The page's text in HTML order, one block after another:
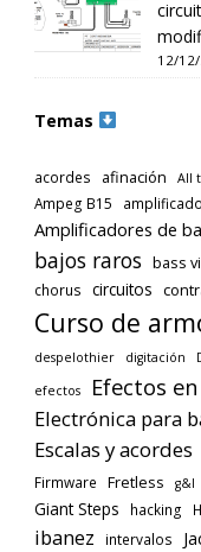
12/
Temas
acordes afinación All
Ampeg B15
Amplificadores de
bajos raros bass vi
chorus
circuitos
Curso de
despelothier
digitación
efectos Efectos
Electrónica para
Escalas y acordes
Firmware Fretless g&l
Giant Steps hacking
ibanez intervalos